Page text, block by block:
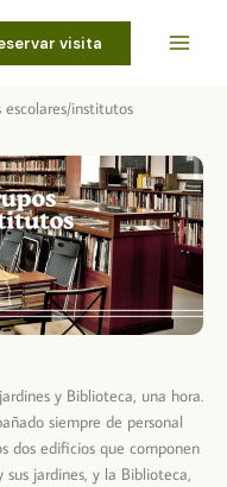
visita
escolares/institutos
y Biblioteca, una hora.
siempre de personal
dos edificios que componen
jardines, y la Biblioteca,